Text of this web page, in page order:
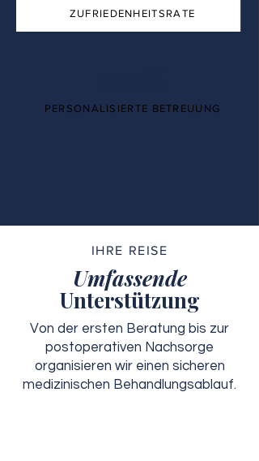
ZUFRIEDENHEITSRATE
PERSONALISIERTE BETREUUNG
IHRE REISE
Umfassende
Unterstützung
Von der ersten Beratung bis zur
postoperativen Nachsorge
organisieren wir einen sicheren
medizinischen Behandlungsablauf.